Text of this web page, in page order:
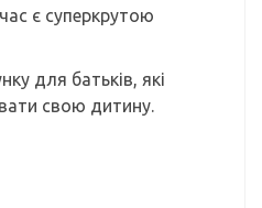
є суперкрутою
для батьків, які
свою дитину.